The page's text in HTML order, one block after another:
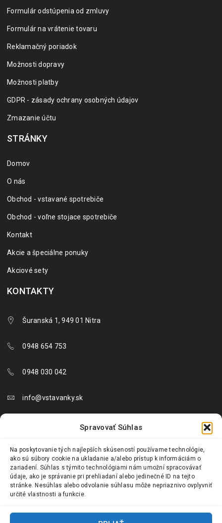
Spravovať Súhlas
Na poskytovanie tých najlepších skúseností používame technológie,
ako sú súbory cookie na ukladanie a/alebo prístup k informáciám o
zariadení. Súhlas s týmito technológiami nám umožní spracovávať
údaje, ako je správanie pri prehliadaní alebo jedinečné ID na tejto
stránke. Nesúhlas alebo odvolanie súhlasu môže nepriaznivo ovplyvniť
určité vlastnosti a funkcie.
Formulár odstúpenia od zmluvy
Formulár na vrátenie tovaru
Reklamačný poriadok
Možnosti dopravy
Možnosti platby
GDPR - zásady ochrany osobných údajov
Zmazanie účtu
STRÁNKY
Domov
O nás
Obchod - vstavané spotrebiče
Obchod - voľne stojace spotrebiče
Kontakt
Akcie a špeciálne ponuky
Akciové sety
KONTAKTY
Šuranská 1, 949 01 Nitra
0948 654 753
0948 030 042
info@vstavanky.sk
objednavky@vstavanky.sk
reklamacie@vstavanky.sk
© 2024 Vstavanky.sk. Všetky práva vyhradené.